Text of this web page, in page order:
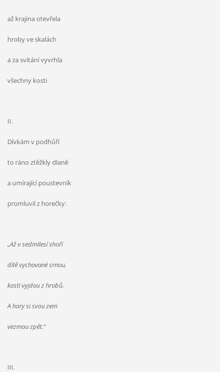
až krajina otevřela
hroby ve skalách
a za svítání vyvrhla
všechny kosti
II.
Dívkám v podhůří
to ráno ztěžkly dlaně
a umírající poustevník
promluvil z horečky:
„Až v sedmilesí shoří
dítě vychované srnou,
kosti vyjdou z hrobů.
A hory si svou zem
vezmou zpět.“
III.